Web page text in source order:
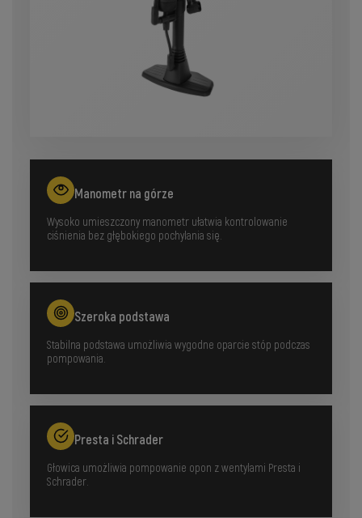
Manometr na górze
Wysoko umieszczony manometr ułatwia kontrolowanie
ciśnienia bez głębokiego pochylania się.
Szeroka podstawa
Stabilna podstawa umożliwia wygodne oparcie stóp podczas
pompowania.
Presta i Schrader
Głowica umożliwia pompowanie opon z wentylami Presta i
Schrader.